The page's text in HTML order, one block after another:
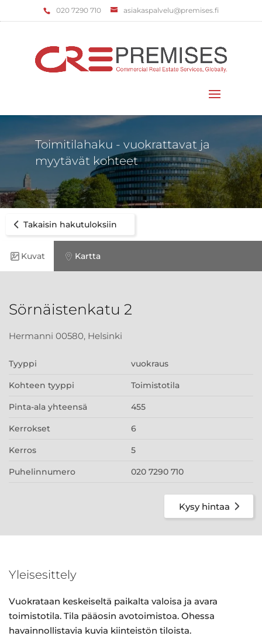
‌020 7290 710 asiakaspalvelu@premises.fi
Toimitilahaku - vuokrattavat ja
myytävät kohteet
Takaisin hakutuloksiin
Kuvat Kartta
Sörnäistenkatu 2
Hermanni 00580, Helsinki
Tyyppi vuokraus
Kohteen tyyppi Toimistotila
Pinta-ala yhteensä 455
Kerrokset 6
Kerros 5
Puhelinnumero 020 7290 710
Kysy hintaa
Yleisesittely
Vuokrataan keskeiseltä paikalta valoisa ja avara
toimistotila. Tila pääosin avotoimistoa. Ohessa
havainnollistavia kuvia kiinteistön tiloista.